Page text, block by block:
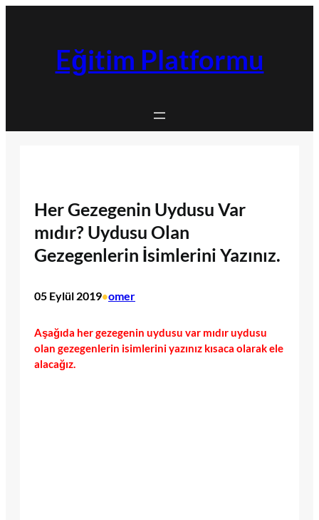
Eğitim Platformu
Her Gezegenin Uydusu Var
mıdır? Uydusu Olan
Gezegenlerin İsimlerini Yazınız.
05 Eylül 2019•omer
Aşağıda her gezegenin uydusu var mıdır uydusu
olan gezegenlerin isimlerini yazınız kısaca olarak ele
alacağız.